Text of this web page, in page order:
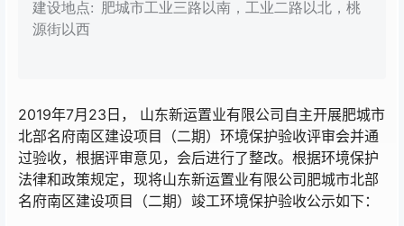
建设地点: 肥城市工业三路以南，工业二路以北，桃
源街以西
2019年7月23日， 山东新运置业有限公司自主开展肥城市
北部名府南区建设项目（二期）环境保护验收评审会并通
过验收，根据评审意见，会后进行了整改。根据环境保护
法律和政策规定，现将山东新运置业有限公司肥城市北部
名府南区建设项目（二期）竣工环境保护验收公示如下：